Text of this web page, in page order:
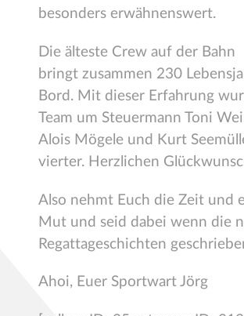
besonders erwähnenswert.
Die älteste Crew auf der Bahn
bringt zusammen 230
Bord. Mit dieser Erfahrung
Team um Steuermann Toni
Alois Mögele und Kurt
vierter. Herzlichen
Also nehmt Euch die Zeit und
Mut und seid dabei wenn die
Regattageschichten
Ahoi, Euer Sportwart Jörg